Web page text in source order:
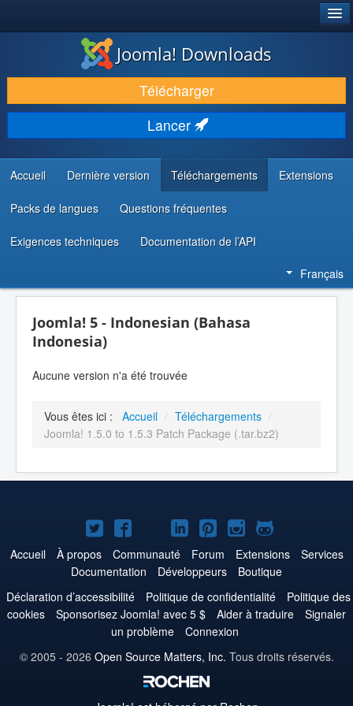
TÉLÉCHARGER & ÉTENDRE
DÉCOUVRIR & APPRENDRE
COMMUNAUTÉ & SUPPORT
RESSOURCES DÉVELOPPEURS
Joomla! Downloads
Télécharger
Lancer
Accueil Dernière version Téléchargements Extensions
Packs de langues Questions fréquentes
Exigences techniques Documentation de l’API
Français
Joomla! 5 - Indonesian (Bahasa
Indonesia)
Aucune version n'a été trouvée
Vous êtes ici : Accueil / Téléchargements /
Joomla! 1.5.0 to 1.5.3 Patch Package (.tar.bz2)
Joomla!
sur
Twitter
Joomla!
sur
Facebook
Joomla!
sur
YouTube
Joomla!
sur
LinkedIn
Joomla!
sur
Pinterest
Joomla!
sur
Instagram
Joomla!
sur
GitHub
Accueil À propos Communauté Forum Extensions
Services
Documentation
Développeurs
Boutique
Déclaration d’accessibilité
Politique de confidentialité
Politique des
cookies
Sponsorisez Joomla! avec 5 $ Aider à traduire
Signaler
un problème
Connexion
© 2005 - 2026 Open Source Matters, Inc. Tous droits réservés.